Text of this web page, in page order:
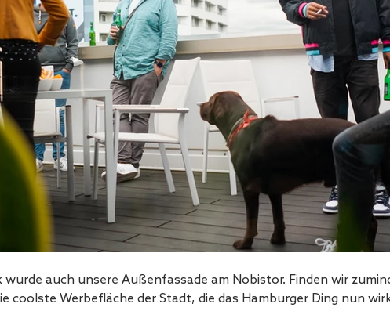
auch unsere Außenfassade am Nobistor. Finden wir
coolste Werbefläche der Stadt, die das Hamburger Ding nun